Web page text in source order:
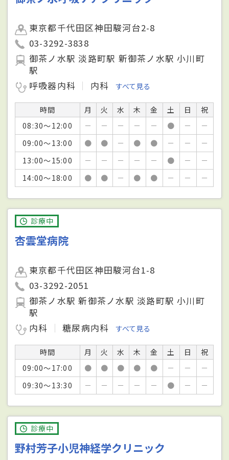
東京都千代田区神田駿河台2-8
03-3292-3838
御茶ノ水駅 淡路町駅 新御茶ノ水駅 小川町
駅
呼吸器内科
内科 すべて見る
時間 月 火 水 木 金 土 日
祝
08:30～12:00
－ － － － － ● －
－
09:00～13:00
● ● － ● ● － －
－
13:00～15:00
－ － － － － ● －
－
14:00～18:00
● ● － ● ● － － －
診療中
杏雲堂病院
東京都千代田区神田駿河台1-8
03-3292-2051
御茶ノ水駅 新御茶ノ水駅 淡路町駅 小川町
駅
内科
糖尿病内科 すべて見る
時間 月 火 水 木 金 土 日
祝
09:00～17:00
● ● ● ● ● － －
－
09:30～13:30
－ － － － － ● － －
診療中
野村芳子小児神経学クリニック